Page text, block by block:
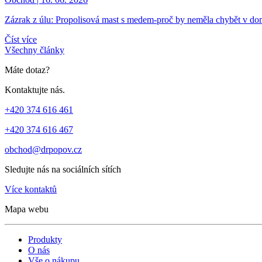
Zázrak z úlu: Propolisová mast s medem-proč by neměla chybět v
Číst více
Všechny články
Máte dotaz?
Kontaktujte nás.
+420 374 616 461
+420 374 616 467
obchod@drpopov.cz
Sledujte nás na sociálních sítích
Více kontaktů
Mapa webu
Produkty
O nás